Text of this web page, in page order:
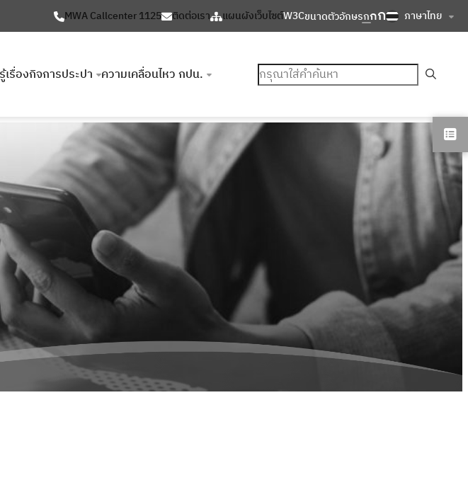
MWA Callcenter 1125 ติดต่อเรา แผนผังเว็บไซต์W3Cขนาดตัวอักษรกกก ภาษาไทย
เรื่องกิจการประปา ความเคลื่อนไหว กปน. ค้นหา